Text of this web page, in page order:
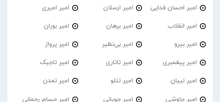
امیر احسان فدایی امیر ارسلان امیر امیری
امیر انقلاب امیر برهان امیر‌ بوران
امیر بیرو امیر بی‌نظیر امیر پرواز
امیر پیغمبری امیر تاتاری امیر تاجیک
امیر تبیان امیر تتلو امیر تمدن
امیر چاوشی امیر چوپانی امیر حسام رحمانی